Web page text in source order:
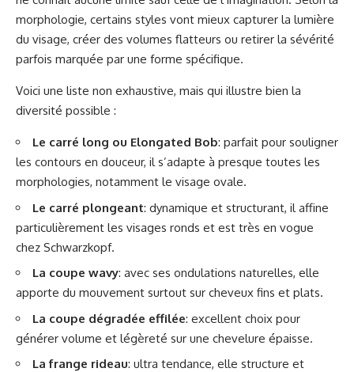
morphologie, certains styles vont mieux capturer la lumière
du visage, créer des volumes flatteurs ou retirer la sévérité
parfois marquée par une forme spécifique.
Voici une liste non exhaustive, mais qui illustre bien la
diversité possible :
Le carré long ou Elongated Bob: parfait pour souligner
les contours en douceur, il s’adapte à presque toutes les
morphologies, notamment le visage ovale.
Le carré plongeant: dynamique et structurant, il affine
particulièrement les visages ronds et est très en vogue
chez Schwarzkopf.
La coupe wavy: avec ses ondulations naturelles, elle
apporte du mouvement surtout sur cheveux fins et plats.
La coupe dégradée effilée: excellent choix pour
générer volume et légèreté sur une chevelure épaisse.
La frange rideau: ultra tendance, elle structure et